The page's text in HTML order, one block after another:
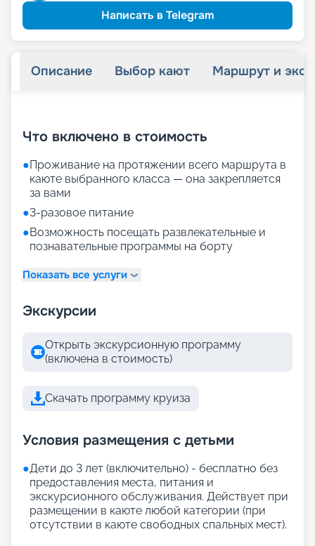
Написать в Telegram
Описание Выбор кают Маршрут и
Что включено в стоимость
●Проживание на протяжении всего маршрута в
каюте выбранного класса — она закрепляется
за вами
●3-разовое питание
●Возможность посещать развлекательные и
познавательные программы на борту
Показать все услуги
Экскурсии
Открыть экскурсионную программу
(включена в стоимость)
Скачать программу круиза
Условия размещения с детьми
●Дети до 3 лет (включительно) - бесплатно без
предоставления места, питания и
экскурсионного обслуживания. Действует при
размещении в каюте любой категории (при
отсутствии в каюте свободных спальных мест).